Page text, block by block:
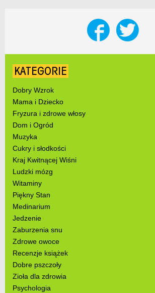
KATEGORIE
Dobry Wzrok
Mama i Dziecko
Fryzura i zdrowe włosy
Dom i Ogród
Muzyka
Cukry i słodkości
Kraj Kwitnącej Wiśni
Ludzki mózg
Witaminy
Piękny Stan
Medinarium
Jedzenie
Zaburzenia snu
Zdrowe owoce
Recenzje książek
Dobre pszczoły
Zioła dla zdrowia
Psychologia